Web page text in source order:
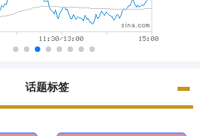
话题标签